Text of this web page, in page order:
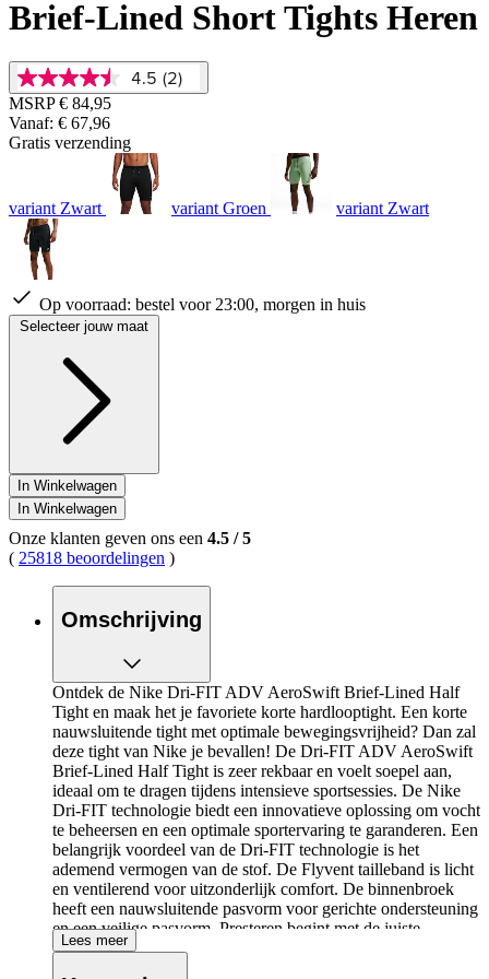
Brief-Lined Short Tights Heren
4.5
van
5
sterren,
scorewaarde.
2
Reviews.
Dezelfde
paginalink.
4.5 (2)
MSRP € 84,95
Vanaf: € 67,96
Gratis verzending
variant Zwart variant Groen variant Zwart
Op voorraad: bestel voor 23:00, morgen in huis
Selecteer jouw maat
In Winkelwagen
In Winkelwagen
Onze klanten geven ons een 4.5 /5
( 25818 beoordelingen )
Omschrijving
Ontdek de Nike Dri-FIT ADV AeroSwift Brief-Lined Half
Tight en maak het je favoriete korte hardlooptight. Een korte
nauwsluitende tight met optimale bewegingsvrijheid? Dan zal
deze tight van Nike je bevallen! De Dri-FIT ADV AeroSwift
Brief-Lined Half Tight is zeer rekbaar en voelt soepel aan,
ideaal om te dragen tijdens intensieve sportsessies. De Nike
Dri-FIT technologie biedt een innovatieve oplossing om vocht
te beheersen en een optimale sportervaring te garanderen. Een
belangrijk voordeel van de Dri-FIT technologie is het
ademend vermogen van de stof. De Flyvent tailleband is licht
en ventilerend voor uitzonderlijk comfort. De binnenbroek
heeft een nauwsluitende pasvorm voor gerichte ondersteuning
en een veilige pasvorm. Presteren begint met de juiste
uitrusting, de Dri-FIT ADV AeroSwift Brief-Lined Half Tight
Lees meer